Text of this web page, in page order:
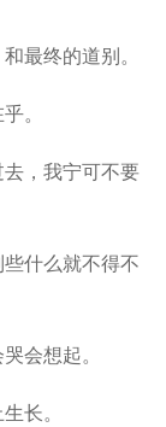
最终的道别。
。
，我宁可不要
什么就不得不
会想起。
长。